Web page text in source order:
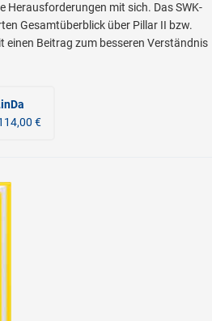
Herausforderungen mit sich. Das SWK-
Gesamtüberblick über Pillar II bzw.
einen Beitrag zum besseren Verständnis
€